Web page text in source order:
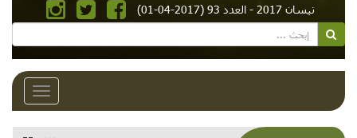
نيسان 2017 - العدد 93 (2017-04-01)
Toggle